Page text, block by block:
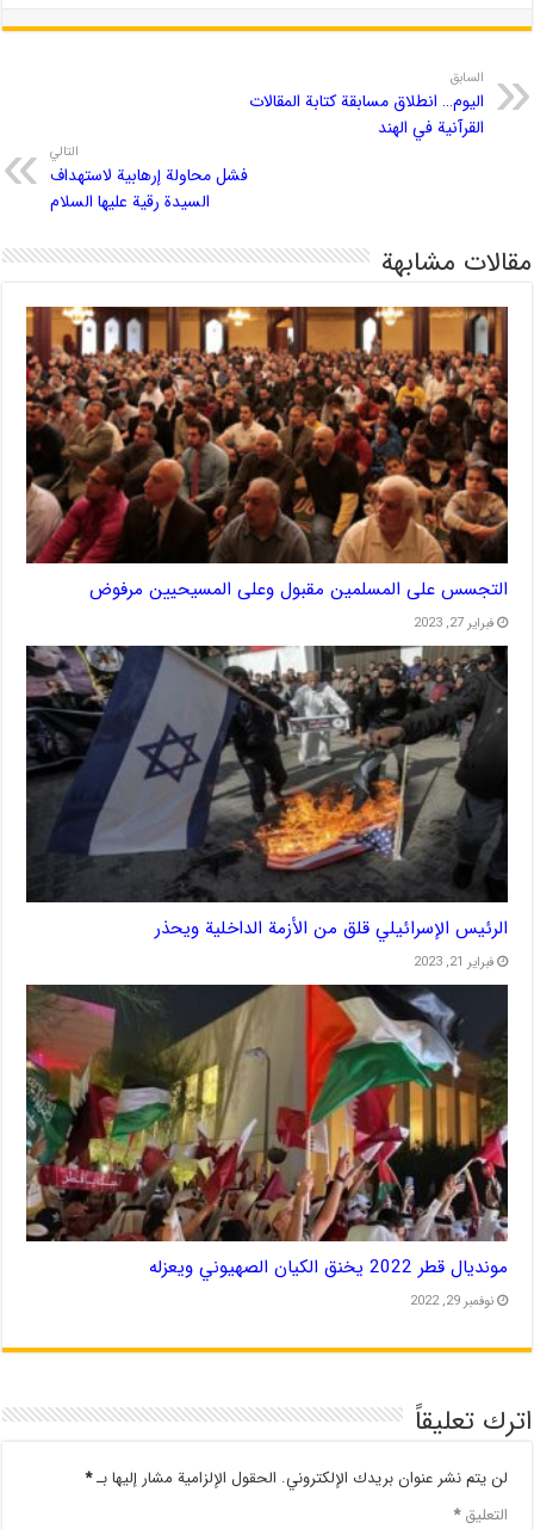
السابق
اليوم… انطلاق مسابقة كتابة المقالات
القرآنية في الهند
التالي
فشل محاولة إرهابية لاستهداف
السيدة رقية عليها السلام
مقالات مشابهة
التجسس على المسلمين مقبول وعلى المسيحيين مرفوض
فبراير 27, 2023
الرئيس الإسرائيلي قلق من الأزمة الداخلية ويحذر
فبراير 21, 2023
مونديال قطر 2022 يخنق الكيان الصهيوني ويعزله
نوفمبر 29, 2022
اترك تعليقاً
لن يتم نشر عنوان بريدك الإلكتروني. الحقول الإلزامية مشار إليها بـ*
التعليق*